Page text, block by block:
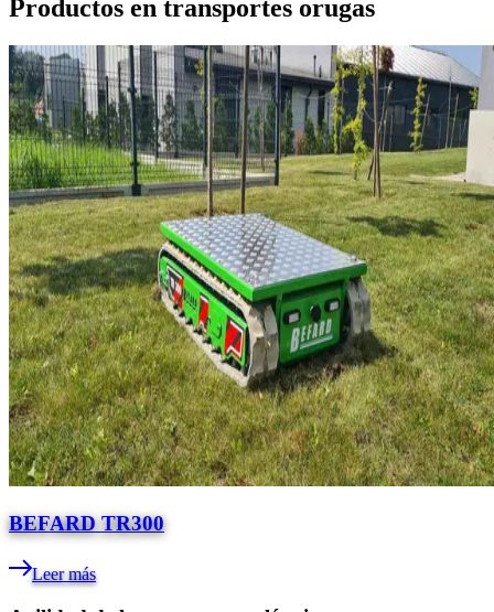
Productos en transportes orugas
BEFARD TR300
Leer más